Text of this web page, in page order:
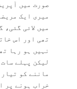
صورت میں
میری ایک
میں لائی
تھی اور اس
نہیں ہو رہا
لیکن پہلے
ماننے کو
خراب ہونے پر